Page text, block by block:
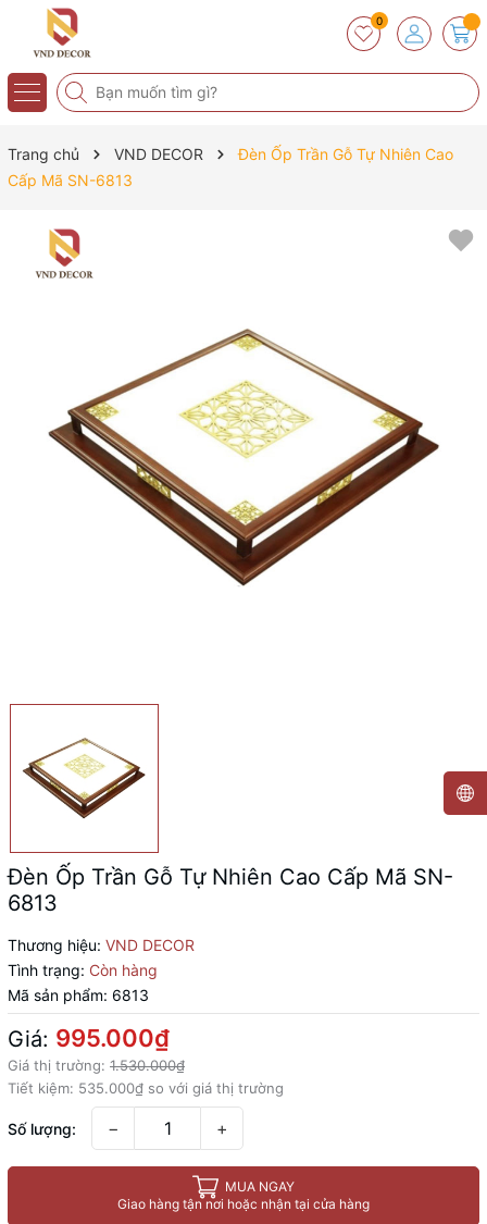
0
Trang chủ VND DECOR
Đèn Ốp Trần Gỗ Tự Nhiên Cao
Cấp Mã SN-6813
Đèn Ốp Trần Gỗ Tự Nhiên Cao Cấp Mã SN-
6813
Thương hiệu: VND DECOR
Tình trạng: Còn hàng
Mã sản phẩm: 6813
Giá: 995.000₫
Giá thị trường: 1.530.000₫
Tiết kiệm: 535.000₫ so với giá thị trường
Số lượng: − +
MUA NGAY
Giao hàng tận nơi hoặc nhận tại cửa hàng